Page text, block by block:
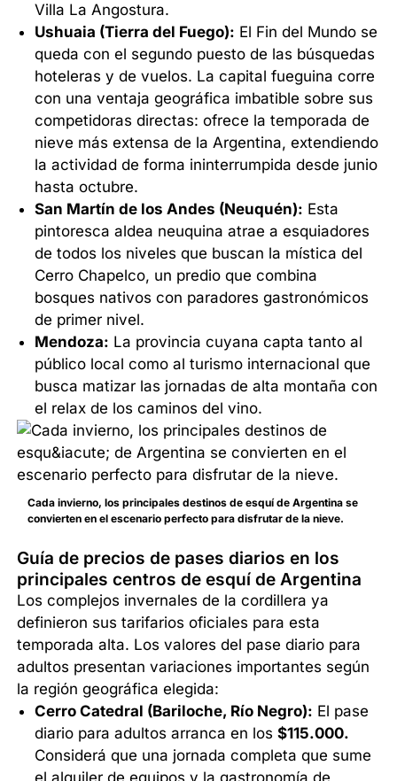
Villa La Angostura.
Ushuaia (Tierra del Fuego): El Fin del Mundo se
queda con el segundo puesto de las búsquedas
hoteleras y de vuelos. La capital fueguina corre
con una ventaja geográfica imbatible sobre sus
competidoras directas: ofrece la temporada de
nieve más extensa de la Argentina, extendiendo
la actividad de forma ininterrumpida desde junio
hasta octubre.
San Martín de los Andes (Neuquén): Esta
pintoresca aldea neuquina atrae a esquiadores
de todos los niveles que buscan la mística del
Cerro Chapelco, un predio que combina
bosques nativos con paradores gastronómicos
de primer nivel.
Mendoza: La provincia cuyana capta tanto al
público local como al turismo internacional que
busca matizar las jornadas de alta montaña con
el relax de los caminos del vino.
Cada invierno, los principales destinos de esquí de Argentina se
convierten en el escenario perfecto para disfrutar de la nieve.
Guía de precios de pases diarios en los
principales centros de esquí de Argentina
Los complejos invernales de la cordillera ya
definieron sus tarifarios oficiales para esta
temporada alta. Los valores del pase diario para
adultos presentan variaciones importantes según
la región geográfica elegida:
Cerro Catedral (Bariloche, Río Negro): El pase
diario para adultos arranca en los$115.000.
Considerá que una jornada completa que sume